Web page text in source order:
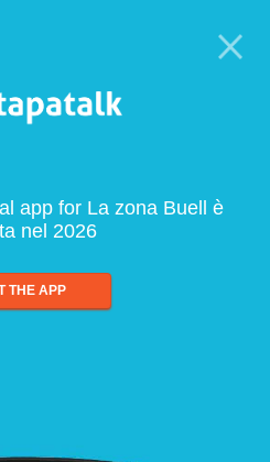
app for La zona Buell è
nel 2026
THE APP